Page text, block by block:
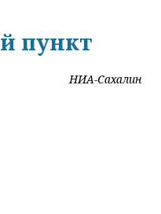
пункт
НИА-Сахалин